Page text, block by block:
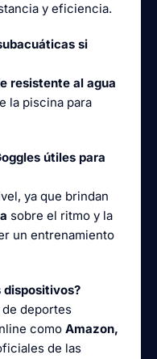
y eficiencia.
si
resistente al agua
la piscina para
útiles para
ya que brindan
sobre el ritmo y la
un entrenamiento
dispositivos?
deportes
como Amazon,
de las